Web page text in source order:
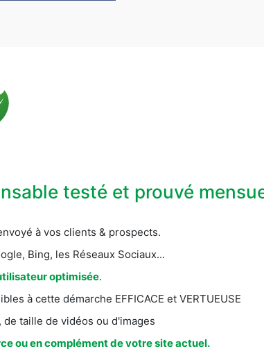
testé et prouvé
à vos clients & prospects.
Bing, les Réseaux Sociaux...
optimisée.
à cette démarche EFFICACE et VERTUEUSE
taille de vidéos ou d'images
ou en complément de votre site actuel.